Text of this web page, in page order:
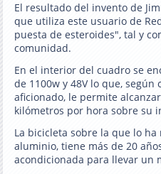
El resultado del invento de
que utiliza este usuario de
puesta de esteroides", tal y
comunidad.
En el interior del cuadro se
de 1100w y 48V lo que,
aficionado, le permite
kilómetros por hora sobre su
La bicicleta sobre la que lo
aluminio, tiene más de 20
acondicionada para llevar un